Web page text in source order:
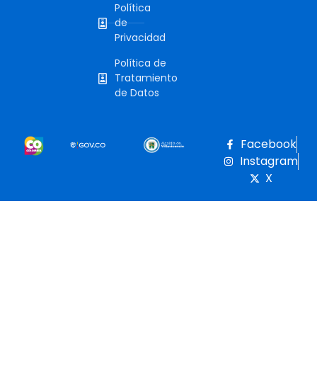
Política
de
Privacidad
Política de
Tratamiento
de Datos
Facebook
Instagram
X